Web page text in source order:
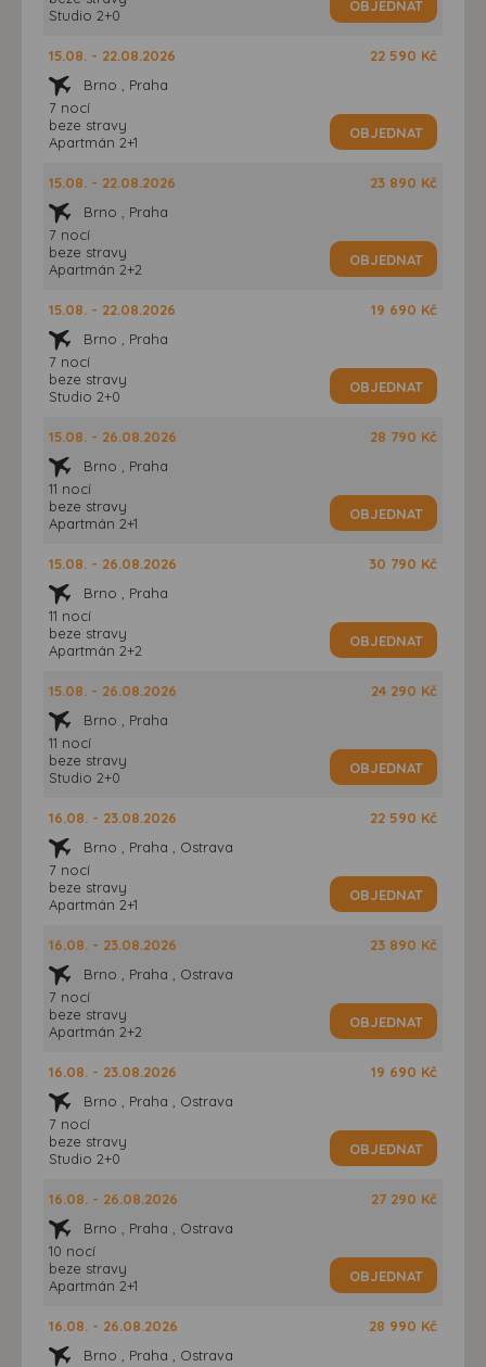
Studio 2+0
OBJEDNAT
15.08. - 22.08.2026
Brno , Praha
7 nocí
beze stravy
Apartmán 2+1
22 590 Kč
OBJEDNAT
15.08. - 22.08.2026
Brno , Praha
7 nocí
beze stravy
Apartmán 2+2
23 890 Kč
OBJEDNAT
15.08. - 22.08.2026
Brno , Praha
7 nocí
beze stravy
Studio 2+0
19 690 Kč
OBJEDNAT
15.08. - 26.08.2026
Brno , Praha
11 nocí
beze stravy
Apartmán 2+1
28 790 Kč
OBJEDNAT
15.08. - 26.08.2026
Brno , Praha
11 nocí
beze stravy
Apartmán 2+2
30 790 Kč
OBJEDNAT
15.08. - 26.08.2026
Brno , Praha
11 nocí
beze stravy
Studio 2+0
24 290 Kč
OBJEDNAT
16.08. - 23.08.2026
Brno , Praha , Ostrava
7 nocí
beze stravy
Apartmán 2+1
22 590 Kč
OBJEDNAT
16.08. - 23.08.2026
Brno , Praha , Ostrava
7 nocí
beze stravy
Apartmán 2+2
23 890 Kč
OBJEDNAT
16.08. - 23.08.2026
Brno , Praha , Ostrava
7 nocí
beze stravy
Studio 2+0
19 690 Kč
OBJEDNAT
16.08. - 26.08.2026
Brno , Praha , Ostrava
10 nocí
beze stravy
Apartmán 2+1
27 290 Kč
OBJEDNAT
16.08. - 26.08.2026
Brno , Praha , Ostrava
28 990 Kč